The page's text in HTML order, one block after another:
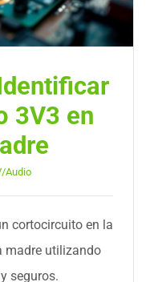
3V3 en
Audio
cortocircuito en la
madre utilizando
seguros.